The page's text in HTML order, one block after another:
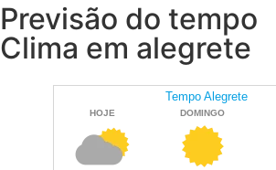
Previsão do tempo
Clima em alegrete